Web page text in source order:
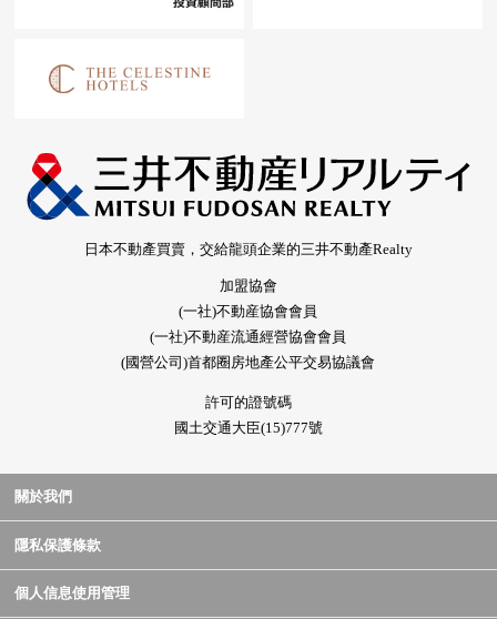
日本不動產買賣，交給龍頭企業的三井不動產Realty
加盟協會
(一社)不動産協會會員
(一社)不動産流通經營協會會員
(國營公司)首都圈房地產公平交易協議會
許可的證號碼
國土交通大臣(15)777號
關於我們
隱私保護條款
個人信息使用管理